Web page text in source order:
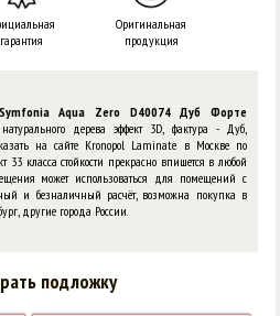
гарантия
Оригинальная
продукция
Aqua Zero D40074 Дуб Форте
дерева эффект 3D, фактура - Дуб,
на сайте Kronopol Laminate в Москве по
33 класса стойкости прекрасно впишется в любой
может использоваться для помещений с
и безналичный расчёт, возможна покупка в
другие города России.
подложку